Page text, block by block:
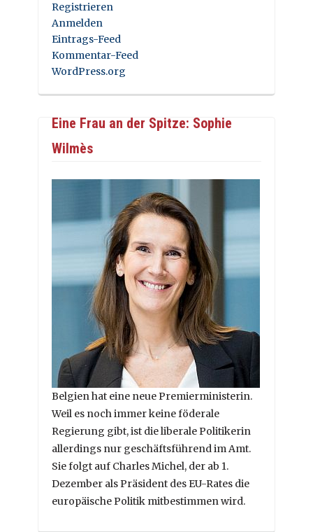
Registrieren
Anmelden
Eintrags-Feed
Kommentar-Feed
WordPress.org
Eine Frau an der Spitze: Sophie
Wilmès
Belgien hat eine neue Premierministerin.
Weil es noch immer keine föderale
Regierung gibt, ist die liberale Politikerin
allerdings nur geschäftsführend im Amt.
Sie folgt auf Charles Michel, der ab 1.
Dezember als Präsident des EU-Rates die
europäische Politik mitbestimmen wird.